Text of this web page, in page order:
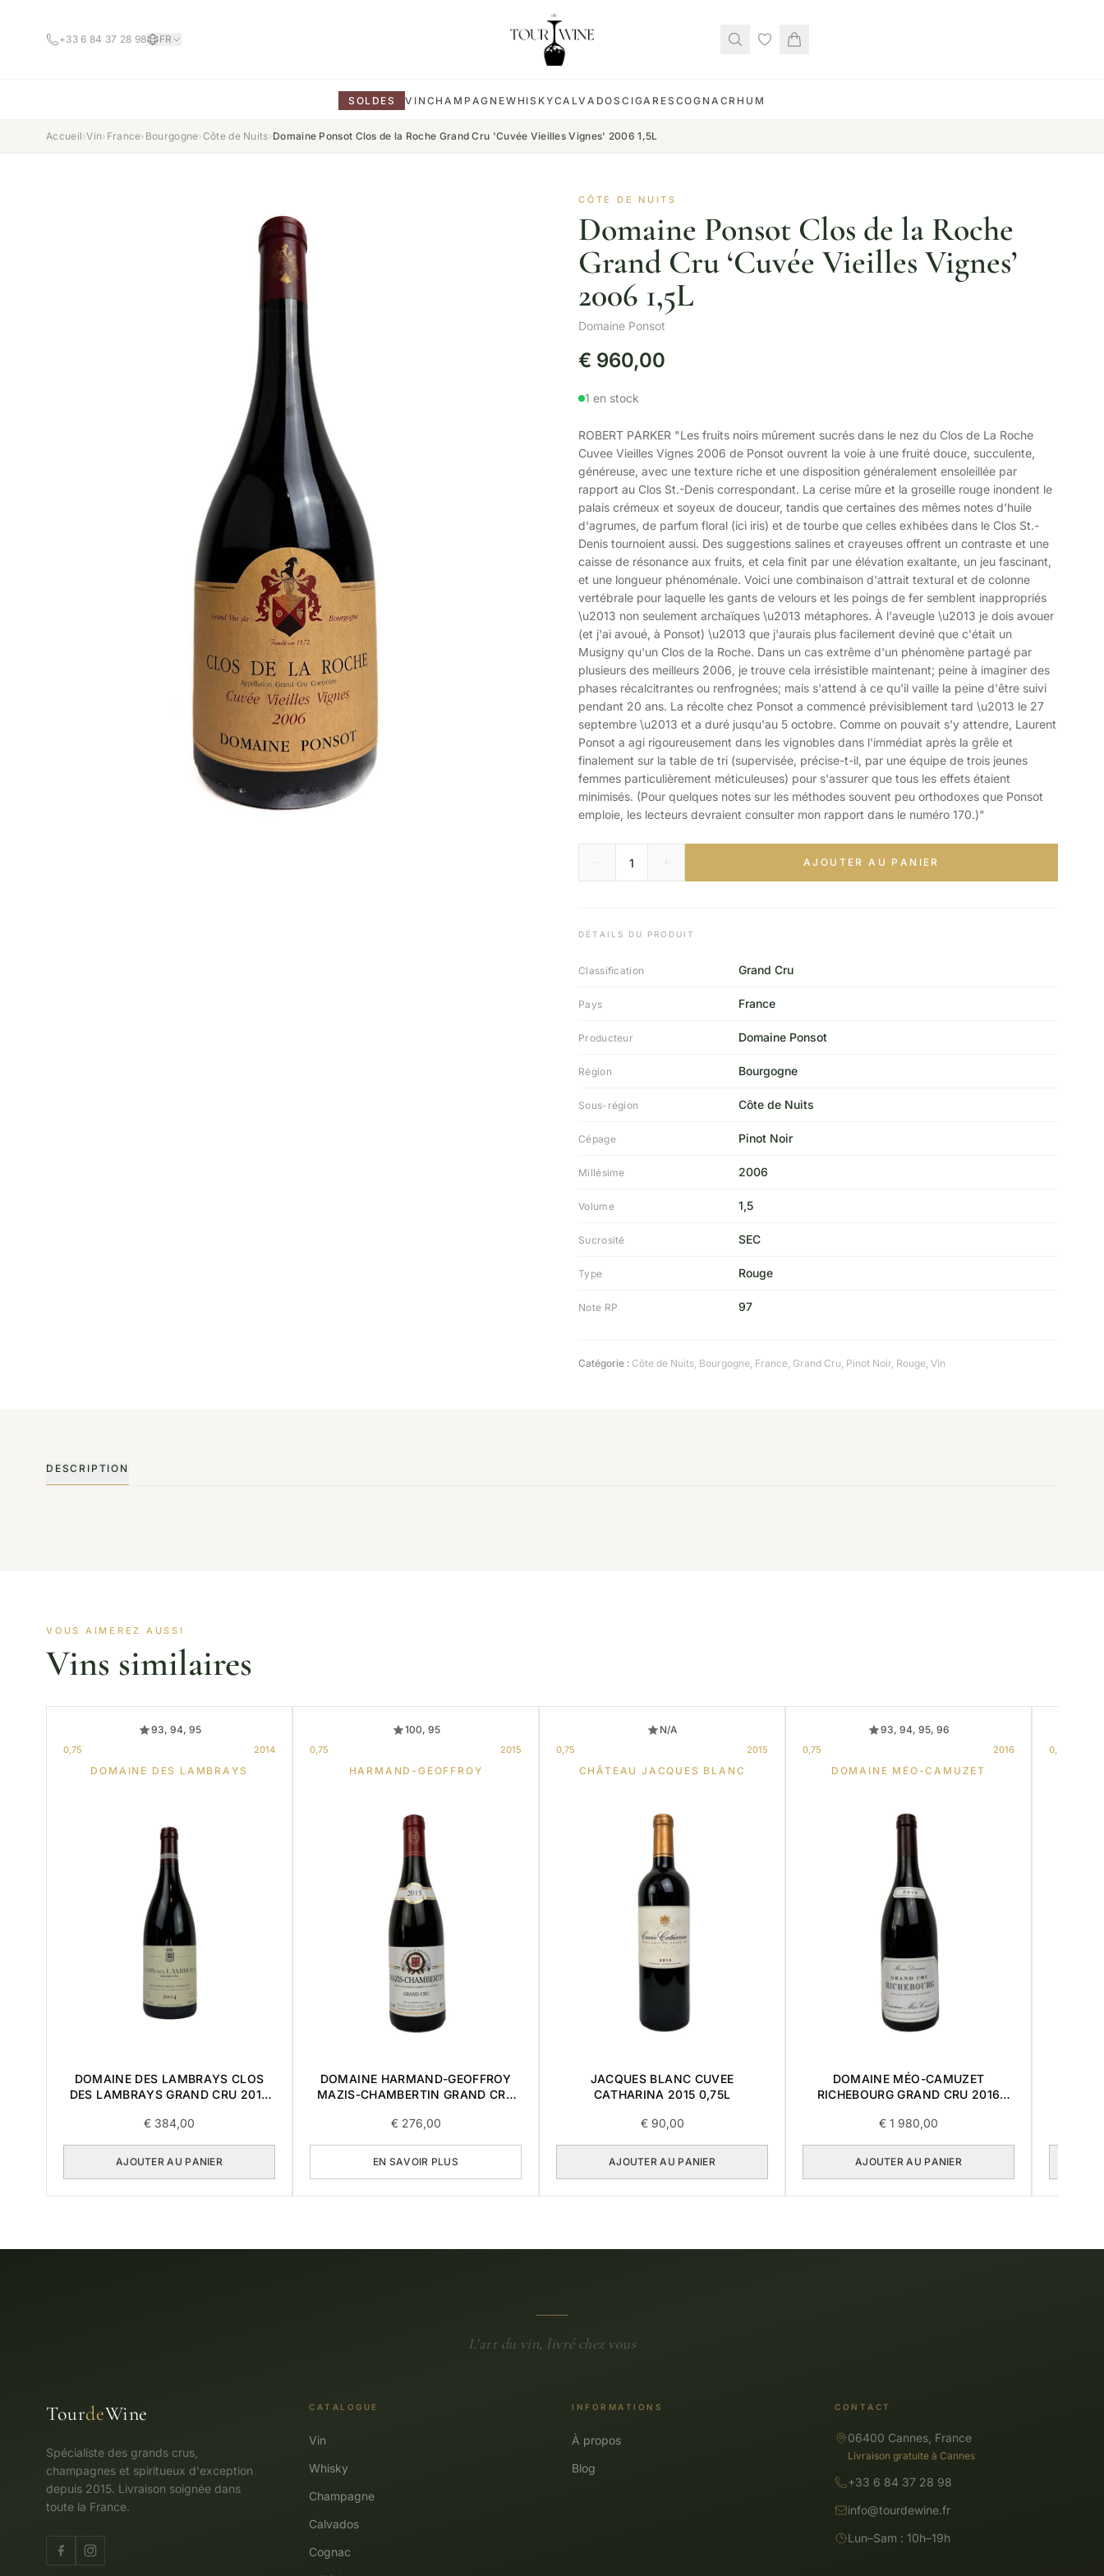
+33 6 84 37 28 98 FR
SOLDES VIN CHAMPAGNEWHISKYCALVADOS CIGARES COGNAC RHUM
Accueil›Vin› France› Bourgogne›Côte de Nuits›Domaine Ponsot Clos de la Roche Grand Cru 'Cuvée Vieilles Vignes' 2006 1,5L
CÔTE DE NUITS
Domaine Ponsot Clos de la Roche
Grand Cru ‘Cuvée Vieilles Vignes’
2006 1,5L
Domaine Ponsot
€ 960,00
1 en stock
ROBERT PARKER "Les fruits noirs mûrement sucrés dans le nez du Clos de La Roche
Cuvee Vieilles Vignes 2006 de Ponsot ouvrent la voie à une fruité douce, succulente,
généreuse, avec une texture riche et une disposition généralement ensoleillée par
rapport au Clos St.-Denis correspondant. La cerise mûre et la groseille rouge inondent le
palais crémeux et soyeux de douceur, tandis que certaines des mêmes notes d'huile
d'agrumes, de parfum floral (ici iris) et de tourbe que celles exhibées dans le Clos St.-
Denis tournoient aussi. Des suggestions salines et crayeuses offrent un contraste et une
caisse de résonance aux fruits, et cela finit par une élévation exaltante, un jeu fascinant,
et une longueur phénoménale. Voici une combinaison d'attrait textural et de colonne
vertébrale pour laquelle les gants de velours et les poings de fer semblent inappropriés
\u2013 non seulement archaïques \u2013 métaphores. À l'aveugle \u2013 je dois avouer
(et j'ai avoué, à Ponsot) \u2013 que j'aurais plus facilement deviné que c'était un
Musigny qu'un Clos de la Roche. Dans un cas extrême d'un phénomène partagé par
plusieurs des meilleurs 2006, je trouve cela irrésistible maintenant; peine à imaginer des
phases récalcitrantes ou renfrognées; mais s'attend à ce qu'il vaille la peine d'être suivi
pendant 20 ans. La récolte chez Ponsot a commencé prévisiblement tard \u2013 le 27
septembre \u2013 et a duré jusqu'au 5 octobre. Comme on pouvait s'y attendre, Laurent
Ponsot a agi rigoureusement dans les vignobles dans l'immédiat après la grêle et
finalement sur la table de tri (supervisée, précise-t-il, par une équipe de trois jeunes
femmes particulièrement méticuleuses) pour s'assurer que tous les effets étaient
minimisés. (Pour quelques notes sur les méthodes souvent peu orthodoxes que Ponsot
emploie, les lecteurs devraient consulter mon rapport dans le numéro 170.)"
AJOUTER AU PANIER
DÉTAILS DU PRODUIT
Classification Grand Cru
Pays France
Producteur Domaine Ponsot
Région Bourgogne
Sous-région Côte de Nuits
Cépage Pinot Noir
Millésime 2006
Volume 1,5
Sucrosité SEC
Type Rouge
Note RP 97
Catégorie : Côte de Nuits, Bourgogne, France, Grand Cru, Pinot Noir, Rouge, Vin
DESCRIPTION
VOUS AIMEREZ AUSSI
Vins similaires
93, 94, 95
0,75 2014
DOMAINE DES LAMBRAYS
DOMAINE DES LAMBRAYS CLOS
DES LAMBRAYS GRAND CRU 2014
€ 384,00
AJOUTER AU PANIER
100, 95
0,75 2015
HARMAND-GEOFFROY
DOMAINE HARMAND-GEOFFROY
MAZIS-CHAMBERTIN GRAND CRU
€276,00
EN SAVOIR PLUS
N/A
0,75 2015
CHÂTEAU JACQUES BLANC
JACQUES BLANC CUVEE
CATHARINA 2015 0,75L
€90,00
AJOUTER AU PANIER
93, 94, 95, 96
0,75 2016
DOMAINE MÉO-CAMUZET
DOMAINE MÉO-CAMUZET
RICHEBOURG GRAND CRU 2016
€ 1 980,00
AJOUTER AU PANIER
0,75
L'art du vin, livré chez vous
TourdeWine
Spécialiste des grands crus,
champagnes et spiritueux d'exception
depuis 2015. Livraison soignée dans
toute la France.
CATALOGUE
Vin
Whisky
Champagne
Calvados
Cognac
INFORMATIONS
À propos
Blog
CONTACT
06400 Cannes, France
Livraison gratuite à Cannes
+33 6 84 37 28 98
info@tourdewine.fr
Lun–Sam : 10h–19h